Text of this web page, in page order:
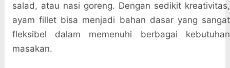
salad, atau nasi goreng. Dengan sedikit kreativitas,
ayam fillet bisa menjadi bahan dasar yang sangat
fleksibel dalam memenuhi berbagai kebutuhan
masakan.